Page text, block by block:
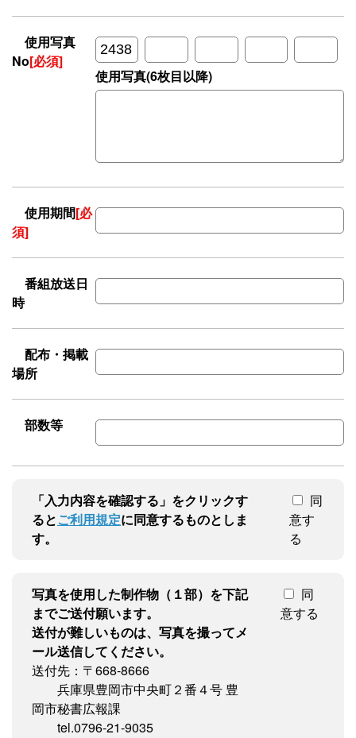
使用写真
No[必須]
使用写真(6枚目以降)
使用期間[必
須]
番組放送日
時
配布・掲載
場所
部数等
「入力内容を確認する」をクリックす
るとご利用規定に同意するものとしま
す。
同
意す
る
写真を使用した制作物（１部）を下記
までご送付願います。
送付が難しいものは、写真を撮ってメ
ール送信してください。
送付先：〒668-8666
兵庫県豊岡市中央町２番４号 豊
岡市秘書広報課
tel.0796-21-9035
同
意する